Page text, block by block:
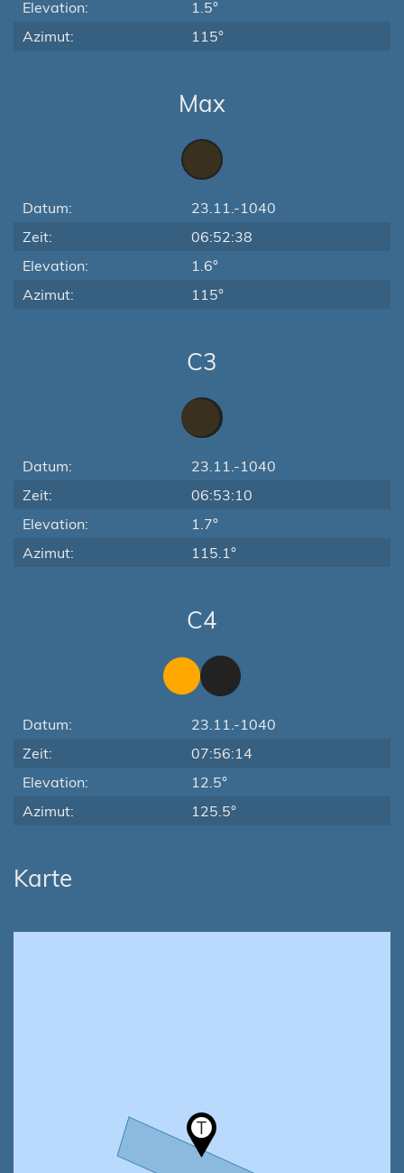
Elevation:
1.5°
Azimut:
115°
Max
Datum:
23.11.-1040
Zeit:
06:52:38
Elevation:
1.6°
Azimut:
115°
C3
Datum:
23.11.-1040
Zeit:
06:53:10
Elevation:
1.7°
Azimut:
115.1°
C4
Datum:
23.11.-1040
Zeit:
07:56:14
Elevation:
12.5°
Azimut:
125.5°
Karte